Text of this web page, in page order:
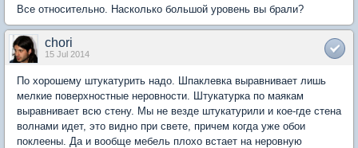
Все относительно. Насколько большой уровень вы брали?
chori
15 Jul 2014
По хорошему штукатурить надо. Шпаклевка выравнивает лишь
мелкие поверхностные неровности. Штукатурка по маякам
выравнивает всю стену. Мы не везде штукатурили и кое-где стена
волнами идет, это видно при свете, причем когда уже обои
поклеены. Да и вообще мебель плохо встает на неровную